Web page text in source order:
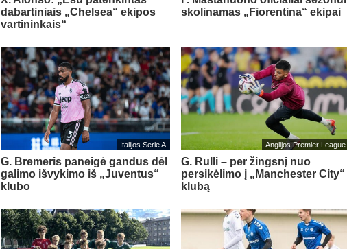
dabartiniais „Chelsea“ ekipos
vartininkais“
skolinamas „Fiorentina“ ekipai
Italijos Serie A
G. Bremeris paneigė gandus dėl
galimo išvykimo iš „Juventus“
klubo
Anglijos Premier League
G. Rulli – per žingsnį nuo
persikėlimo į „Manchester City“
klubą